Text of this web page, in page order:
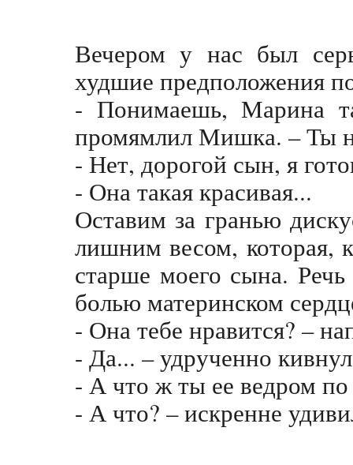
Вечером у нас был
худшие предположения
- Понимаешь, Марина
промямлил Мишка. – Ты
- Нет, дорогой сын, я
- Она такая красивая...
Оставим за гранью
лишним весом, которая,
старше моего сына.
болью материнском
- Она тебе нравится? –
- Да... – удрученно
- А что ж ты ее ведром по
- А что? – искренне